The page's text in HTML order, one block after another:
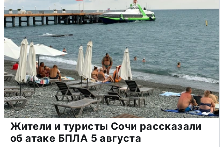
Жители и туристы Сочи рассказали
об атаке БПЛА 5 августа